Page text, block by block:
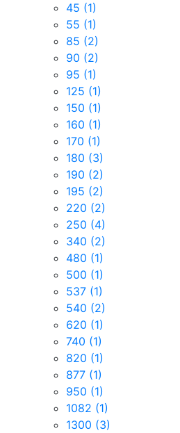
45 (1)
55 (1)
85 (2)
90 (2)
95 (1)
125 (1)
150 (1)
160 (1)
170 (1)
180 (3)
190 (2)
195 (2)
220 (2)
250 (4)
340 (2)
480 (1)
500 (1)
537 (1)
540 (2)
620 (1)
740 (1)
820 (1)
877 (1)
950 (1)
1082 (1)
1300 (3)